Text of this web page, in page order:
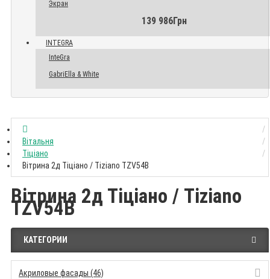
Экран
139 986Грн
INTEGRA
InteGra
GabriElla & White
Вітальня
Тіціано
Вітрина 2д Тіціано / Tiziano TZV54B
Вітрина 2д Тіціано / Tiziano
TZV54B
КАТЕГОРИИ
Акриловые фасады (46)